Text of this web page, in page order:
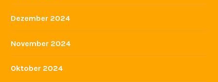
Dezember 2024
November 2024
Oktober 2024